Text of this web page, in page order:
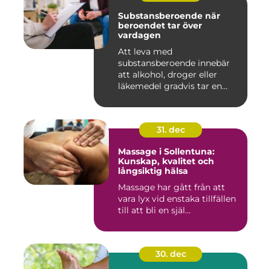
Substansberoende när
beroendet tar över
vardagen
Att leva med
substansberoende innebär
att alkohol, droger eller
läkemedel gradvis tar en
31. dec
Massage i Sollentuna:
Kunskap, kvalitet och
långsiktig hälsa
Massage har gått från att
vara lyx vid enstaka tillfällen
till att bli en själ...
30. dec